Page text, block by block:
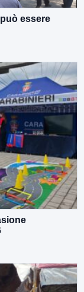
essere